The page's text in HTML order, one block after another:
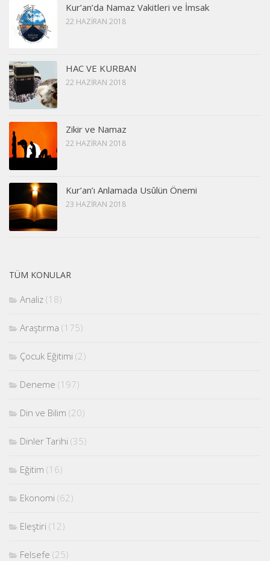
Kur’an’da Namaz Vakitleri ve İmsak
22 HAZIRAN 2018
HAC VE KURBAN
22 HAZIRAN 2018
Zikir ve Namaz
22 HAZIRAN 2018
Kur’an’ı Anlamada Usûlün Önemi
23 HAZIRAN 2018
TÜM KONULAR
Analiz (18)
Araştırma (175)
Çocuk Eğitimi (2)
Deneme (197)
Din ve Bilim (20)
Dinler Tarihi (35)
Eğitim (16)
Ekonomi (62)
Eleştiri (12)
Felsefe (25)